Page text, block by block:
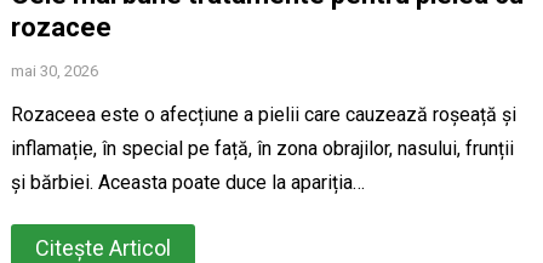
rozacee
mai 30, 2026
Rozaceea este o afecțiune a pielii care cauzează roșeață și
inflamație, în special pe față, în zona obrajilor, nasului, frunții
și bărbiei. Aceasta poate duce la apariția…
Citește Articol